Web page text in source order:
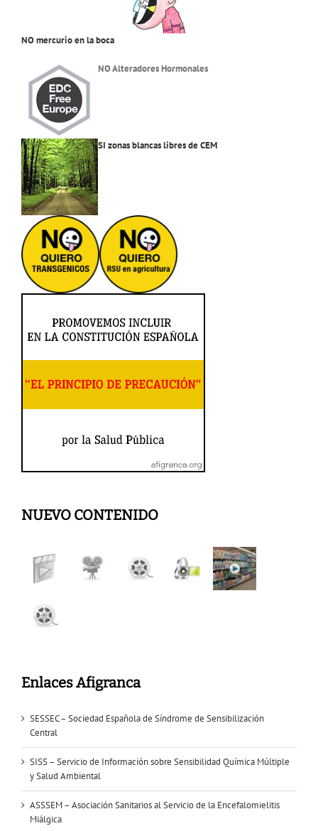
NO mercurio en la boca
NO Alteradores Hormonales
SI zonas blancas libres de CEM
NUEVO CONTENIDO
Enlaces Afigranca
SESSEC – Sociedad Española de Síndrome de Sensibilización
Central
SISS – Servicio de Información sobre Sensibilidad Química Múltiple
y Salud Ambiental
ASSSEM – Asociación Sanitarios al Servicio de la Encefalomielitis
Miálgica